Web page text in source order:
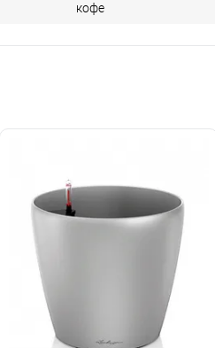
кофе